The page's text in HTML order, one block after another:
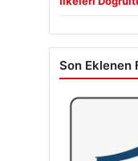
Son Eklenen